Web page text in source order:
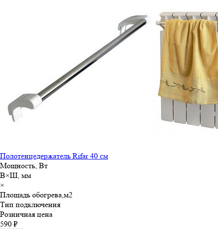
Полотенцедержатель Rifar 40 см
Мощность, Вт
В×Ш, мм
×
Площадь обогрева,м2
Тип подключения
Розничная цена
590 ₽